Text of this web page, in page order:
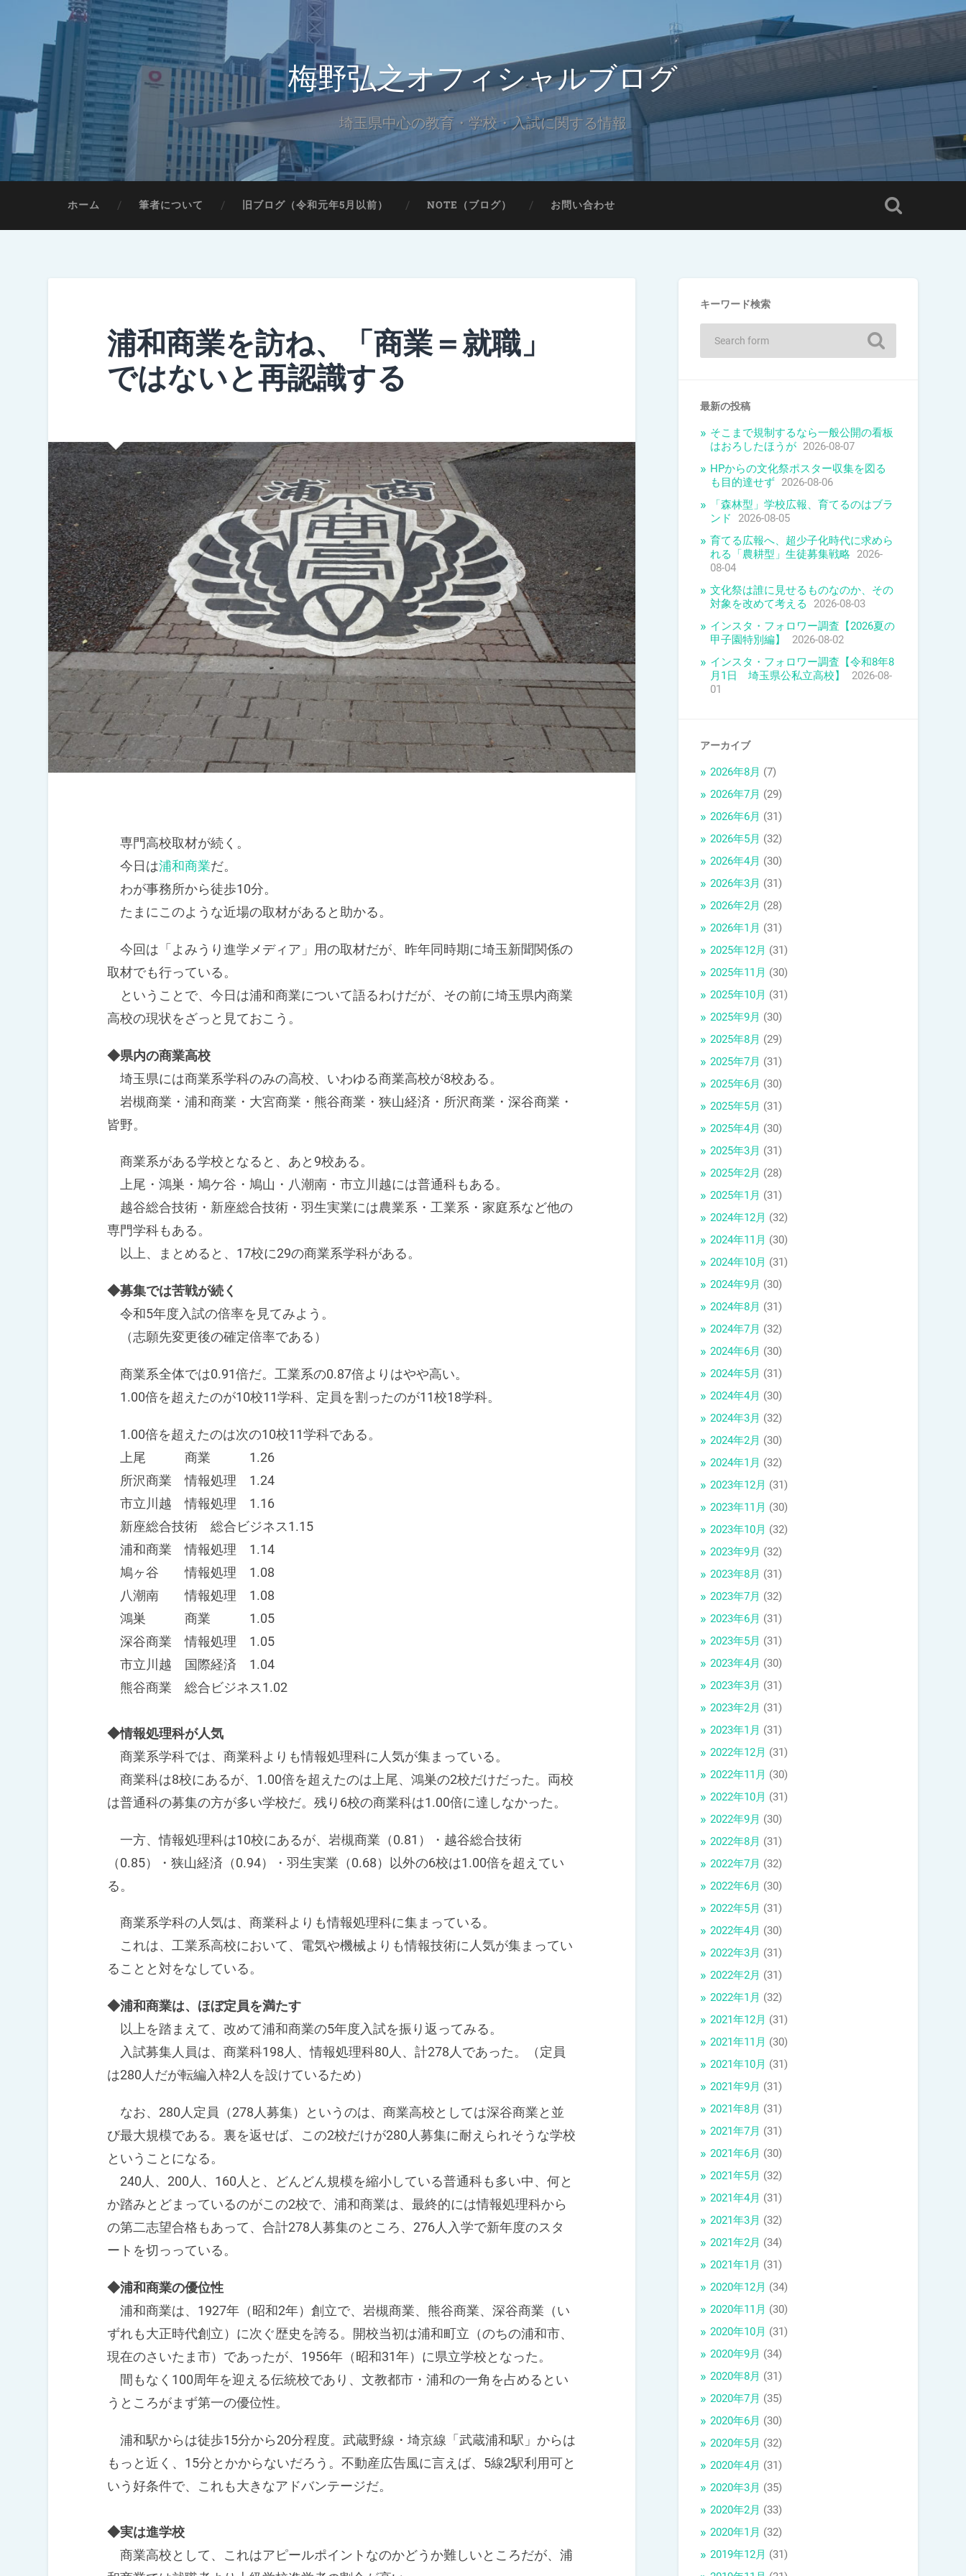
梅野弘之オフィシャルブログ
埼玉県中心の教育・学校・入試に関する情報
ホーム 筆者について 旧ブログ（令和元年5月以前） NOTE（ブログ） お問い合わせ
浦和商業を訪ね、「商業＝就職」
ではないと再認識する
専門高校取材が続く。
今日は浦和商業だ。
わが事務所から徒歩10分。
たまにこのような近場の取材があると助かる。
今回は「よみうり進学メディア」用の取材だが、昨年同時期に埼玉新聞関係の
取材でも行っている。
ということで、今日は浦和商業について語るわけだが、その前に埼玉県内商業
高校の現状をざっと見ておこう。
◆県内の商業高校
埼玉県には商業系学科のみの高校、いわゆる商業高校が8校ある。
岩槻商業・浦和商業・大宮商業・熊谷商業・狭山経済・所沢商業・深谷商業・
皆野。
商業系がある学校となると、あと9校ある。
上尾・鴻巣・鳩ケ谷・鳩山・八潮南・市立川越には普通科もある。
越谷総合技術・新座総合技術・羽生実業には農業系・工業系・家庭系など他の
専門学科もある。
以上、まとめると、17校に29の商業系学科がある。
◆募集では苦戦が続く
令和5年度入試の倍率を見てみよう。
（志願先変更後の確定倍率である）
商業系全体では0.91倍だ。工業系の0.87倍よりはやや高い。
1.00倍を超えたのが10校11学科、定員を割ったのが11校18学科。
1.00倍を超えたのは次の10校11学科である。
上尾 商業 1.26
所沢商業 情報処理 1.24
市立川越 情報処理 1.16
新座総合技術 総合ビジネス1.15
浦和商業 情報処理 1.14
鳩ヶ谷 情報処理 1.08
八潮南 情報処理 1.08
鴻巣 商業 1.05
深谷商業 情報処理 1.05
市立川越 国際経済 1.04
熊谷商業 総合ビジネス1.02
◆情報処理科が人気
商業系学科では、商業科よりも情報処理科に人気が集まっている。
商業科は8校にあるが、1.00倍を超えたのは上尾、鴻巣の2校だけだった。両校
は普通科の募集の方が多い学校だ。残り6校の商業科は1.00倍に達しなかった。
一方、情報処理科は10校にあるが、岩槻商業（0.81）・越谷総合技術
（0.85）・狭山経済（0.94）・羽生実業（0.68）以外の6校は1.00倍を超えてい
る。
商業系学科の人気は、商業科よりも情報処理科に集まっている。
これは、工業系高校において、電気や機械よりも情報技術に人気が集まってい
ることと対をなしている。
◆浦和商業は、ほぼ定員を満たす
以上を踏まえて、改めて浦和商業の5年度入試を振り返ってみる。
入試募集人員は、商業科198人、情報処理科80人、計278人であった。（定員
は280人だが転編入枠2人を設けているため）
なお、280人定員（278人募集）というのは、商業高校としては深谷商業と並
び最大規模である。裏を返せば、この2校だけが280人募集に耐えられそうな学校
ということになる。
240人、200人、160人と、どんどん規模を縮小している普通科も多い中、何と
か踏みとどまっているのがこの2校で、浦和商業は、最終的には情報処理科から
の第二志望合格もあって、合計278人募集のところ、276人入学で新年度のスタ
ートを切っっている。
◆浦和商業の優位性
浦和商業は、1927年（昭和2年）創立で、岩槻商業、熊谷商業、深谷商業（い
ずれも大正時代創立）に次ぐ歴史を誇る。開校当初は浦和町立（のちの浦和市、
現在のさいたま市）であったが、1956年（昭和31年）に県立学校となった。
間もなく100周年を迎える伝統校であり、文教都市・浦和の一角を占めるとい
うところがまず第一の優位性。
浦和駅からは徒歩15分から20分程度。武蔵野線・埼京線「武蔵浦和駅」からは
もっと近く、15分とかからないだろう。不動産広告風に言えば、5線2駅利用可と
いう好条件で、これも大きなアドバンテージだ。
◆実は進学校
商業高校として、これはアピールポイントなのかどうか難しいところだが、浦
キーワード検索
最新の投稿
そこまで規制するなら一般公開の看板
はおろしたほうが 2026-08-07
HPからの文化祭ポスター収集を図る
も目的達せず 2026-08-06
「森林型」学校広報、育てるのはブラ
ンド
2026-08-05
育てる広報へ、超少子化時代に求めら
れる「農耕型」生徒募集戦略 2026-
08-04
文化祭は誰に見せるものなのか、その
対象を改めて考える
2026-08-03
インスタ・フォロワー調査【2026夏の
甲子園特別編】
2026-08-02
インスタ・フォロワー調査【令和8年8
月1日 埼玉県公私立高校】
2026-08-
01
アーカイブ
2026年8月 (7)
2026年7月 (29)
2026年6月 (31)
2026年5月 (32)
2026年4月 (30)
2026年3月 (31)
2026年2月 (28)
2026年1月 (31)
2025年12月 (31)
2025年11月 (30)
2025年10月 (31)
2025年9月 (30)
2025年8月 (29)
2025年7月 (31)
2025年6月 (30)
2025年5月 (31)
2025年4月 (30)
2025年3月 (31)
2025年2月 (28)
2025年1月 (31)
2024年12月 (32)
2024年11月 (30)
2024年10月 (31)
2024年9月 (30)
2024年8月 (31)
2024年7月 (32)
2024年6月 (30)
2024年5月 (31)
2024年4月 (30)
2024年3月 (32)
2024年2月 (30)
2024年1月 (32)
2023年12月 (31)
2023年11月 (30)
2023年10月 (32)
2023年9月 (32)
2023年8月 (31)
2023年7月 (32)
2023年6月 (31)
2023年5月 (31)
2023年4月 (30)
2023年3月 (31)
2023年2月 (31)
2023年1月 (31)
2022年12月 (31)
2022年11月 (30)
2022年10月 (31)
2022年9月 (30)
2022年8月 (31)
2022年7月 (32)
2022年6月 (30)
2022年5月 (31)
2022年4月 (30)
2022年3月 (31)
2022年2月 (31)
2022年1月 (32)
2021年12月 (31)
2021年11月 (30)
2021年10月 (31)
2021年9月 (31)
2021年8月 (31)
2021年7月 (31)
2021年6月 (30)
2021年5月 (32)
2021年4月 (31)
2021年3月 (32)
2021年2月 (34)
2021年1月 (31)
2020年12月 (34)
2020年11月 (30)
2020年10月 (31)
2020年9月 (34)
2020年8月 (31)
2020年7月 (35)
2020年6月 (30)
2020年5月 (32)
2020年4月 (31)
2020年3月 (35)
2020年2月 (33)
2020年1月 (32)
2019年12月 (31)